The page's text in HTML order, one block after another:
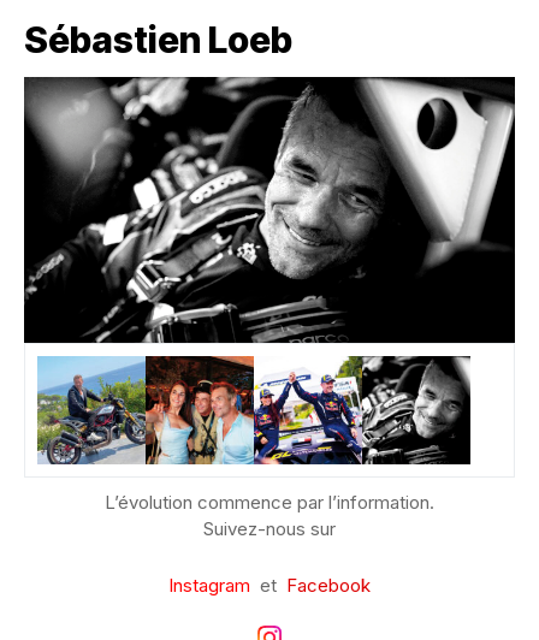
Sébastien Loeb
L’évolution commence par l’information.
Suivez-nous sur
Instagram et Facebook